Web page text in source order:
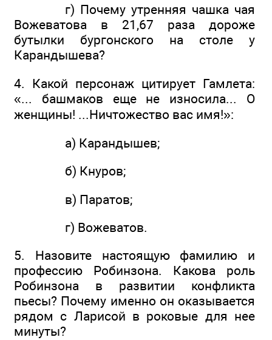
г) Почему утренняя чашка чая
Вожеватова в 21,67 раза дороже
бутылки бургонского на столе у
Карандышева?
4. Какой персонаж цитирует Гамлета:
«... башмаков еще не износила... О
женщины! ...Ничтожество вас имя!»:
а) Карандышев;
б) Кнуров;
в) Паратов;
г) Вожеватов.
5. Назовите настоящую фамилию и
профессию Робинзона. Какова роль
Робинзона в развитии конфликта
пьесы? Почему именно он оказывается
рядом с Ларисой в роковые для нее
минуты?